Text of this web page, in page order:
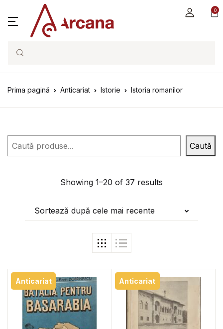
0
Search
Prima pagină Anticariat Istorie Istoria romanilor
Caută Caută
Showing 1–20 of 37 results
Sortează după cele mai recente
Anticariat Anticariat